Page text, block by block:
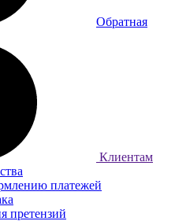
Обратная
Клиентам
платежей
претензий